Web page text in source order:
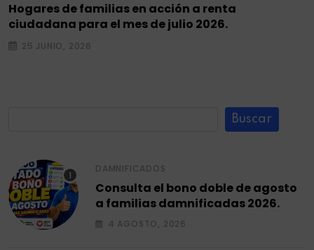
Hogares de familias en acción a renta
ciudadana para el mes de julio 2026.
25 JUNIO, 2026
Buscar
DAMNIFICADOS
Consulta el bono doble de agosto
a familias damnificadas 2026.
4 AGOSTO, 2026